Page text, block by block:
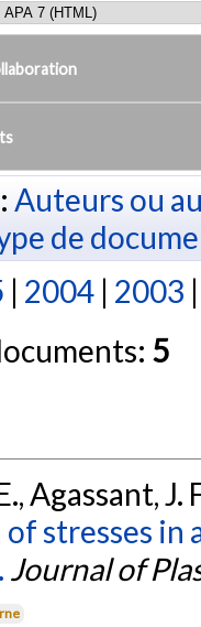
Auteurs ou
de
| 2004 | 2003
5
Agassant, J.
stresses in
Journal of